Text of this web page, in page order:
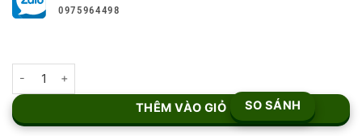
0975964498
THÊM VÀO GIỎ SO SÁNH